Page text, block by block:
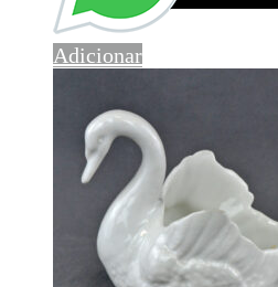
Adicionar